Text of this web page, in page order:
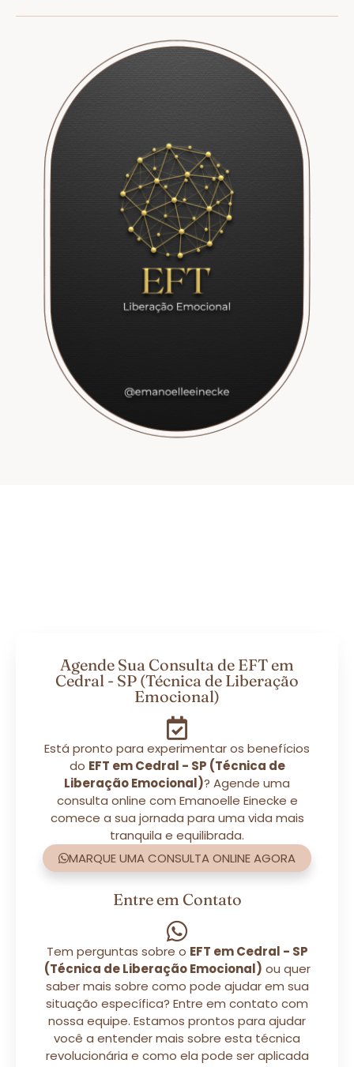
Agende Sua Consulta de EFT em
Cedral - SP (Técnica de Liberação
Emocional)
Está pronto para experimentar os benefícios
do EFT em Cedral - SP (Técnica de
Liberação Emocional)? Agende uma
consulta online com Emanoelle Einecke e
comece a sua jornada para uma vida mais
tranquila e equilibrada.
MARQUE UMA CONSULTA ONLINE AGORA
Entre em Contato
Tem perguntas sobre o EFT em Cedral - SP
(Técnica de Liberação Emocional) ou quer
saber mais sobre como pode ajudar em sua
situação específica? Entre em contato com
nossa equipe. Estamos prontos para ajudar
você a entender mais sobre esta técnica
revolucionária e como ela pode ser aplicada